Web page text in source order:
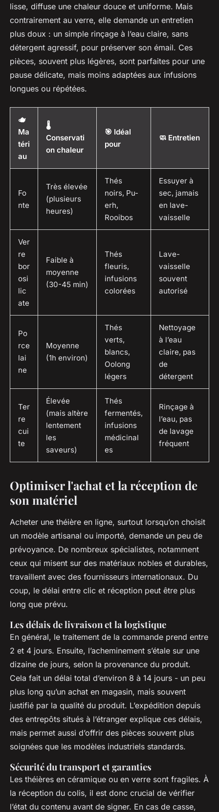
lisse, diffuse une chaleur douce et uniforme. Mais
contrairement au verre, elle demande un entretien
plus doux : un simple rinçage à l’eau claire, sans
détergent agressif, pour préserver son émail. Ces
pièces, souvent plus légères, sont parfaites pour une
pause délicate, mais moins adaptées aux infusions
longues ou répétées.
🫖
Ma
téri
au
🌡️
Conservati
on chaleur
🎯 Idéal
pour
🧼 Entretien
Fo
nte
Très élevée
(plusieurs
heures)
Thés
noirs, Pu-
erh,
Rooibos
Essuyer à
sec, jamais
en lave-
vaisselle
Ver
re
bor
osi
lic
ate
Faible à
moyenne
(30-45 min)
Thés
fleuris,
infusions
colorées
Lave-
vaisselle
souvent
autorisé
Po
rce
lai
ne
Moyenne
(1h environ)
Thés
verts,
blancs,
Oolong
légers
Nettoyage
à l’eau
claire, pas
de
détergent
Ter
re
cui
te
Élevée
(mais altère
lentement
les
saveurs)
Thés
fermentés,
infusions
médicinal
es
Rinçage à
l’eau, pas
de lavage
fréquent
Optimiser l'achat et la réception de
son matériel
Acheter une théière en ligne, surtout lorsqu’on choisit
un modèle artisanal ou importé, demande un peu de
prévoyance. De nombreux spécialistes, notamment
ceux qui misent sur des matériaux nobles et durables,
travaillent avec des fournisseurs internationaux. Du
coup, le délai entre clic et réception peut être plus
long que prévu.
Les délais de livraison et la logistique
En général, le traitement de la commande prend entre
2 et 4 jours. Ensuite, l’acheminement s’étale sur une
dizaine de jours, selon la provenance du produit.
Cela fait un délai total d’environ 8 à 14 jours - un peu
plus long qu’un achat en magasin, mais souvent
justifié par la qualité du produit. L’expédition depuis
des entrepôts situés à l’étranger explique ces délais,
mais permet aussi d’offrir des pièces souvent plus
soignées que les modèles industriels standards.
Sécurité du transport et garanties
Les théières en céramique ou en verre sont fragiles. À
la réception du colis, il est donc crucial de vérifier
l’état du contenu avant de signer. En cas de casse,